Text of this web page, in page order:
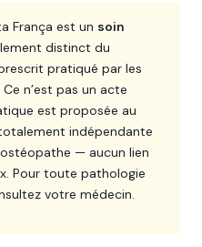
França est un soin
distinct du
pratiqué par les
n’est pas un acte
est proposée au
indépendante
— aucun lien
Pour toute pathologie
votre médecin.